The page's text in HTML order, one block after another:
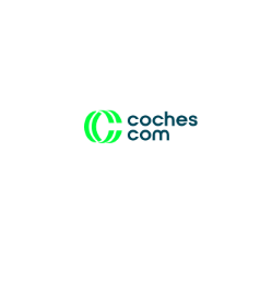
Conduce tu
desata tu